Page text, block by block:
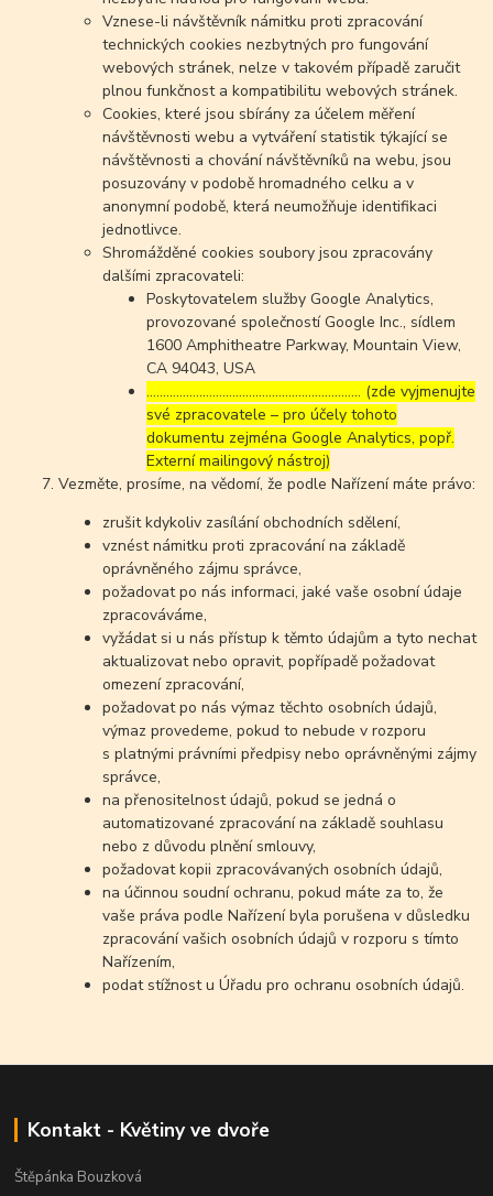
Vznese-li návštěvník námitku proti zpracování
technických cookies nezbytných pro fungování
webových stránek, nelze v takovém případě zaručit
plnou funkčnost a kompatibilitu webových stránek.
Cookies, které jsou sbírány za účelem měření
návštěvnosti webu a vytváření statistik týkající se
návštěvnosti a chování návštěvníků na webu, jsou
posuzovány v podobě hromadného celku a v
anonymní podobě, která neumožňuje identifikaci
jednotlivce.
Shromážděné cookies soubory jsou zpracovány
dalšími zpracovateli:
Poskytovatelem služby Google Analytics,
provozované společností Google Inc., sídlem
1600 Amphitheatre Parkway, Mountain View,
CA 94043, USA
……………………………………………………..… (zde vyjmenujte
své zpracovatele – pro účely tohoto
dokumentu zejména Google Analytics, popř.
Externí mailingový nástroj)
Vezměte, prosíme, na vědomí, že podle Nařízení máte právo:
zrušit kdykoliv zasílání obchodních sdělení,
vznést námitku proti zpracování na základě
oprávněného zájmu správce,
požadovat po nás informaci, jaké vaše osobní údaje
zpracováváme,
vyžádat si u nás přístup k těmto údajům a tyto nechat
aktualizovat nebo opravit, popřípadě požadovat
omezení zpracování,
požadovat po nás výmaz těchto osobních údajů,
výmaz provedeme, pokud to nebude v rozporu
s platnými právními předpisy nebo oprávněnými zájmy
správce,
na přenositelnost údajů, pokud se jedná o
automatizované zpracování na základě souhlasu
nebo z důvodu plnění smlouvy,
požadovat kopii zpracovávaných osobních údajů,
na účinnou soudní ochranu, pokud máte za to, že
vaše práva podle Nařízení byla porušena v důsledku
zpracování vašich osobních údajů v rozporu s tímto
Nařízením,
podat stížnost u Úřadu pro ochranu osobních údajů.
Kontakt - Květiny ve dvoře
Štěpánka Bouzková